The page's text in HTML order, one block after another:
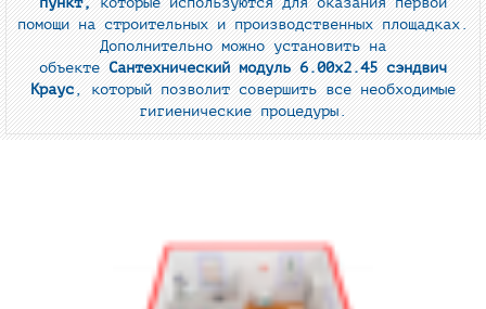
помощи на строительных и производственных площадках.
Дополнительно можно установить на
объектеСантехнический модуль 6.00х2.45 сэндвич
Краус, который позволит совершить все необходимые
гигиенические процедуры.